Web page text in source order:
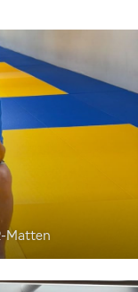
Matten